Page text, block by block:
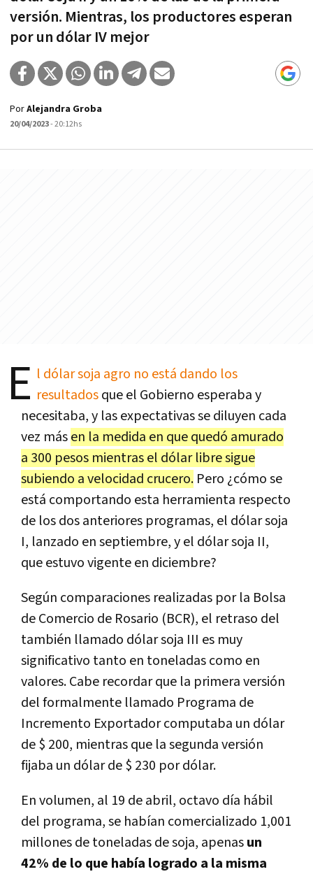
versión. Mientras, los productores esperan
por un dólar IV mejor
PorAlejandra Groba
20/04/2023- 20:12hs
E l dólar soja agro no está dando los
resultadosque el Gobierno esperaba y
necesitaba, y las expectativas se diluyen cada
vez másen la medida en que quedó amurado
a 300 pesos mientras el dólar libre sigue
subiendo a velocidad crucero. Pero ¿cómo se
está comportando esta herramienta respecto
de los dos anteriores programas, el dólar soja
I, lanzado en septiembre, y el dólar soja II,
que estuvo vigente en diciembre?
Según comparaciones realizadas por la Bolsa
de Comercio de Rosario (BCR), el retraso del
también llamado dólar soja III es muy
significativo tanto en toneladas como en
valores. Cabe recordar que la primera versión
del formalmente llamado Programa de
Incremento Exportador computaba un dólar
de $ 200, mientras que la segunda versión
fijaba un dólar de $ 230 por dólar.
En volumen, al 19 de abril, octavo día hábil
del programa, se habían comercializado 1,001
millones de toneladas de soja, apenasun
42% de lo que había logrado a la misma